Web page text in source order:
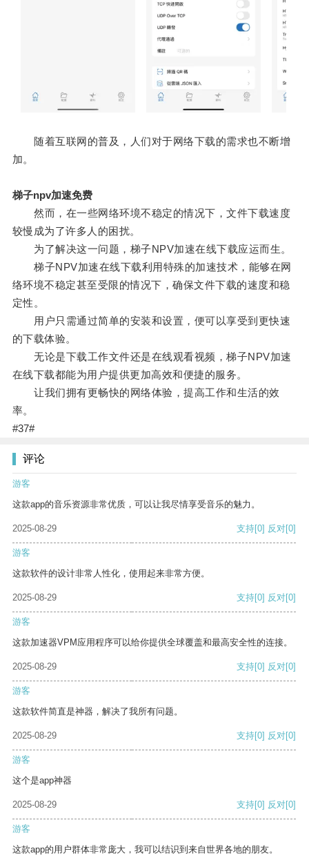
随着互联网的普及，人们对于网络下载的需求也不断增
加。
梯子npv加速免费
然而，在一些网络环境不稳定的情况下，文件下载速度
较慢成为了许多人的困扰。
为了解决这一问题，梯子NPV加速在线下载应运而生。
梯子NPV加速在线下载利用特殊的加速技术，能够在网
络环境不稳定甚至受限的情况下，确保文件下载的速度和稳
定性。
用户只需通过简单的安装和设置，便可以享受到更快速
的下载体验。
无论是下载工作文件还是在线观看视频，梯子NPV加速
在线下载都能为用户提供更加高效和便捷的服务。
让我们拥有更畅快的网络体验，提高工作和生活的效
率。
#37#
评论
游客
这款app的音乐资源非常优质，可以让我尽情享受音乐的魅力。
2025-08-29 支持[0] 反对[0]
游客
这款软件的设计非常人性化，使用起来非常方便。
2025-08-29 支持[0] 反对[0]
游客
这款加速器VPM应用程序可以给你提供全球覆盖和最高安全性的连接。
2025-08-29 支持[0] 反对[0]
游客
这款软件简直是神器，解决了我所有问题。
2025-08-29 支持[0] 反对[0]
游客
这个是app神器
2025-08-29 支持[0] 反对[0]
游客
这款app的用户群体非常庞大，我可以结识到来自世界各地的朋友。